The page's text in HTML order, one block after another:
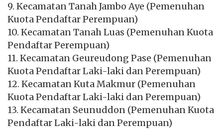
9. Kecamatan Tanah Jambo Aye (Pemenuhan
Kuota Pendaftar Perempuan)
10. Kecamatan Tanah Luas (Pemenuhan Kuota
Pendaftar Perempuan)
11. Kecamatan Geureudong Pase (Pemenuhan
Kuota Pendaftar Laki-laki dan Perempuan)
12. Kecamatan Kuta Makmur (Pemenuhan
Kuota Pendaftar Laki-laki dan Perempuan)
13. Kecamatan Seunuddon (Pemenuhan Kuota
Pendaftar Laki-laki dan Perempuan)